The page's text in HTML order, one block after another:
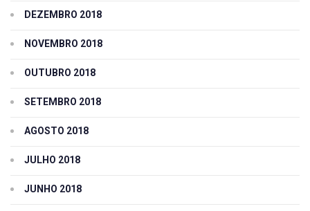
DEZEMBRO 2018
NOVEMBRO 2018
OUTUBRO 2018
SETEMBRO 2018
AGOSTO 2018
JULHO 2018
JUNHO 2018